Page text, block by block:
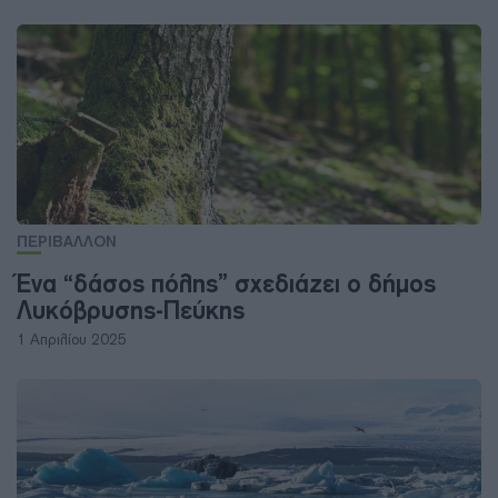
ΠΕΡΙΒΑΛΛΟΝ
Ένα “δάσος πόλης” σχεδιάζει ο δήμος
Λυκόβρυσης-Πεύκης
1 Απριλίου 2025